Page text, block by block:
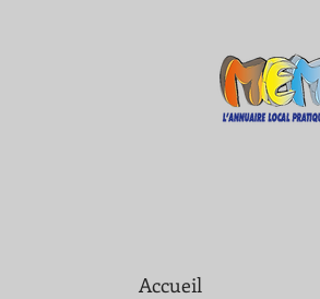
Accueil